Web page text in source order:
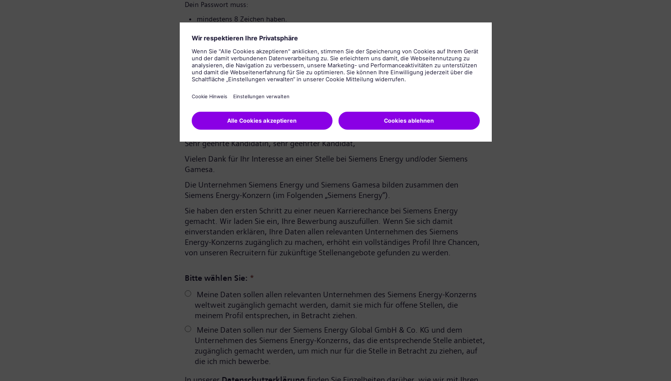
Dein Passwort muss:
mindestens 8 Zeichen haben.
keine allgemein üblichen Wörter enthalten.
Bestätigung des Passworts*
Datenschutzerklärung
Sehr geehrte Kandidatin, sehr geehrter Kandidat,
Vielen Dank für Ihr Interesse an einer Stelle bei Siemens Energy und/oder Siemens
Gamesa.
Die Unternehmen Siemens Energy und Siemens Gamesa bilden zusammen den
Siemens Energy-Konzern (im Folgenden „Siemens Energy“).
Sie haben den ersten Schritt zu einer neuen Karrierechance bei Siemens Energy
gemacht. Wir laden Sie ein, Ihre Bewerbung auszufüllen. Wenn Sie sich damit
einverstanden erklären, Ihre Daten allen relevanten Unternehmen des Siemens
Energy-Konzerns zugänglich zu machen, erhöht ein vollständiges Profil Ihre Chancen,
von unseren Recruitern für zukünftige Stellenangebote gefunden zu werden.
Bitte wählen Sie: *
Meine Daten sollen allen relevanten Unternehmen des Siemens Energy-Konzerns
weltweit zugänglich gemacht werden, damit sie mich für offene Stellen, die
meinem Profil entsprechen, in Betracht ziehen.
Meine Daten sollen nur der Siemens Energy Global GmbH & Co. KG und dem
Unternehmen des Siemens Energy-Konzerns, das die entsprechende Stelle anbietet,
zugänglich gemacht werden, um mich nur für die Stelle in Betracht zu ziehen, auf
die ich mich bewerbe.